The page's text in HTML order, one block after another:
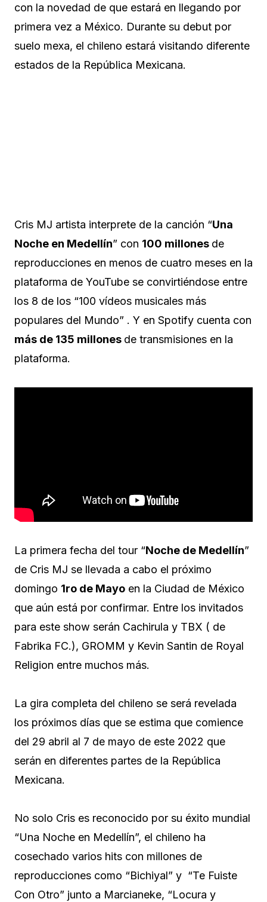
con la novedad de que estará en llegando por
primera vez a México. Durante su debut por
suelo mexa, el chileno estará visitando diferente
estados de la República Mexicana.
Cris MJ artista interprete de la canción “Una
Noche en Medellín” con 100 millones de
reproducciones en menos de cuatro meses en la
plataforma de YouTube se convirtiéndose entre
los 8 de los “100 vídeos musicales más
populares del Mundo” . Y en Spotify cuenta con
más de 135 millones de transmisiones en la
plataforma.
La primera fecha del tour “Noche de Medellín”
de Cris MJ se llevada a cabo el próximo
domingo 1ro de Mayo en la Ciudad de México
que aún está por confirmar. Entre los invitados
para este show serán Cachirula y TBX ( de
Fabrika FC.), GROMM y Kevin Santin de Royal
Religion entre muchos más.
La gira completa del chileno se será revelada
los próximos días que se estima que comience
del 29 abril al 7 de mayo de este 2022 que
serán en diferentes partes de la República
Mexicana.
No solo Cris es reconocido por su éxito mundial
“Una Noche en Medellín”, el chileno ha
cosechado varios hits con millones de
reproducciones como “Bichiyal” y “Te Fuiste
Con Otro” junto a Marcianeke, “Locura y